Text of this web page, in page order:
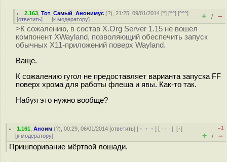
2.163 ,Тот_Самый_Анонимус (?), 21:25, 09/01/2014 [^] [^^] [^^^]
[ответить] [к модератору] + / –
>К сожалению, в состав X.Org Server 1.15 не вошел
компонент XWayland, позволяющий обеспечить запуск
обычных X11-приложений поверх Wayland.
Ваще.
К сожалению гугол не предоставляет варианта запуска FF
поверх хрома для работы флеша и явы. Как-то так.
Набуя это нужно вообще?
1.161 ,Аноим (?), 00:29, 06/01/2014 [ответить] [ ﹢﹢﹢] [ · · ·][↑]
[к модератору]
–1
+ / –
Пришпоривание мёртвой лошади.